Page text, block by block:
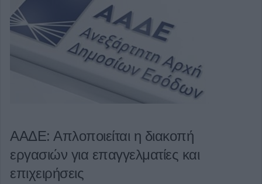
ΑΑΔΕ: Απλοποιείται η διακοπή
εργασιών για επαγγελματίες και
επιχειρήσεις